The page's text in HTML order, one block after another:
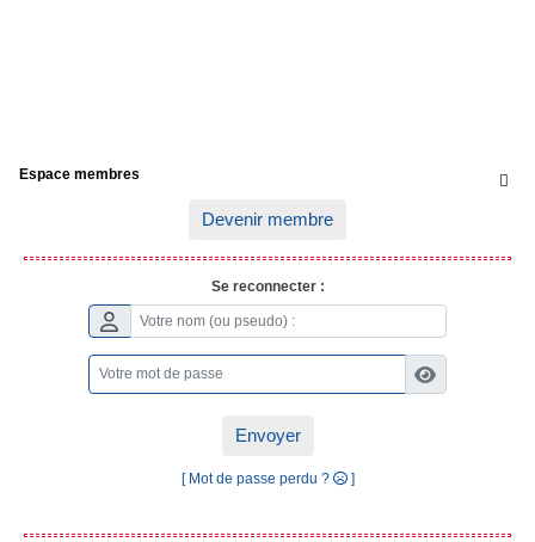

Espace membres
Devenir membre
Se reconnecter :
Envoyer
[ Mot de passe perdu ? ]